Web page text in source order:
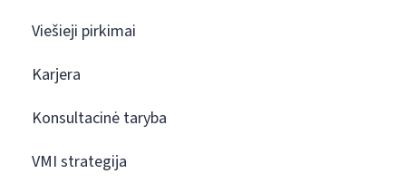
Viešieji pirkimai
Karjera
Konsultacinė taryba
VMI strategija